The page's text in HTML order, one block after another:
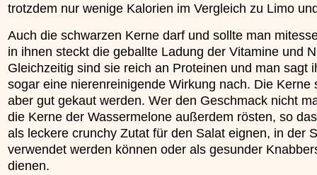
trotzdem nur wenige Kalorien im Vergleich zu Limo
Auch die schwarzen Kerne darf und sollte man
in ihnen steckt die geballte Ladung der Vitamine und
Gleichzeitig sind sie reich an Proteinen und man sagt
sogar eine nierenreinigende Wirkung nach. Die Kerne
aber gut gekaut werden. Wer den Geschmack nicht
die Kerne der Wassermelone außerdem rösten, so
als leckere crunchy Zutat für den Salat eignen, in der
verwendet werden können oder als gesunder
dienen.